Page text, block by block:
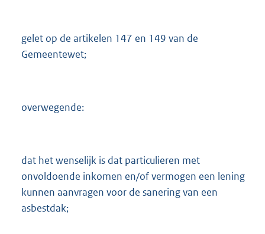
gelet op de artikelen 147 en 149 van de
Gemeentewet;
overwegende:
dat het wenselijk is dat particulieren met
onvoldoende inkomen en/of vermogen een lening
kunnen aanvragen voor de sanering van een
asbestdak;